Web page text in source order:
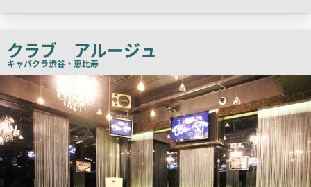
ッ
コ
ピ
ー
クラブ アルージュ
キャバクラ渋谷・恵比寿
店
舗
PR
画
像